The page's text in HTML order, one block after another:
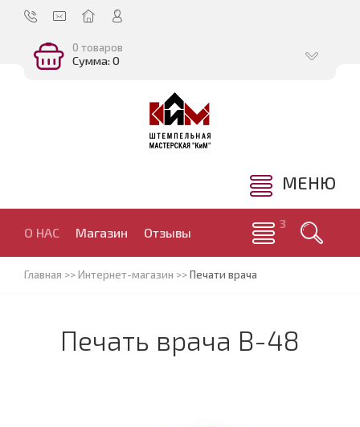
0 товаров
Сумма: 0
МЕНЮ
О НАС Магазин Отзывы
Главная >>Интернет-магазин >>Печати врача
Печать врача В-48